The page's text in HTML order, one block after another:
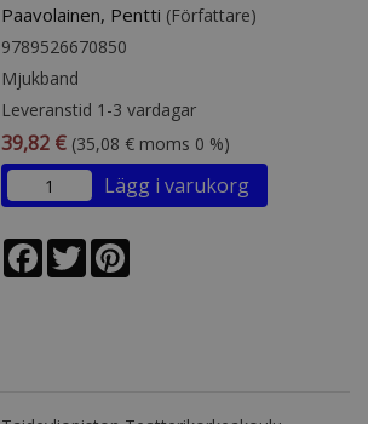
Paavolainen, Pentti (Författare)
9789526670850
Mjukband
Leveranstid 1-3 vardagar
39,82 € (35,08 € moms 0 %)
Lägg i varukorg
Facebook
Twitter